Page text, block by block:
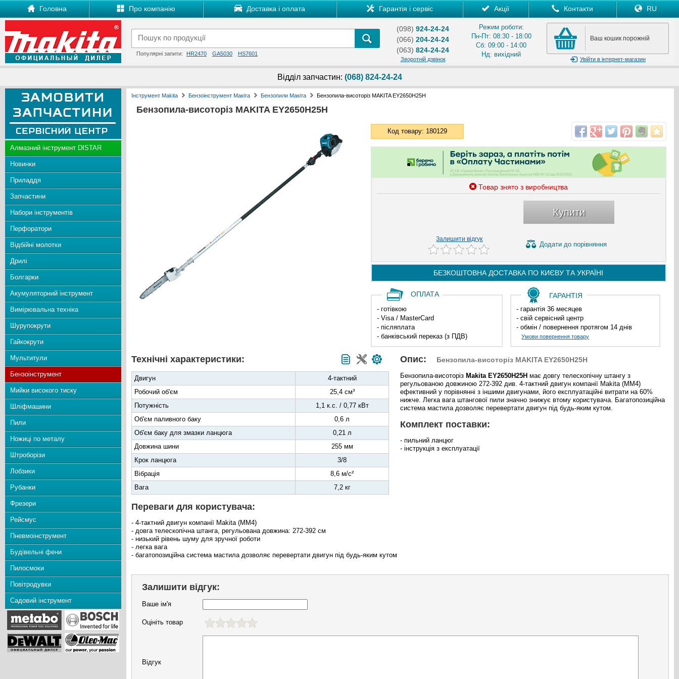
Головна Про компанію Доставка і оплата Гарантія і сервіс Акції Контакти RU
Популярні запити: HR2470 GA5030 HS7601
(098) 924-24-24
(066) 204-24-24
(063) 824-24-24
Зворотній дзвінок
Режим роботи:
Пн-Пт: 08:30 - 18:00
Сб: 09:00 - 14:00
Нд: вихідний
Ваш кошик порожній
Увійти в інтернет-магазин
Відділ запчастин: (068) 824-24-24
Алмазний інструмент DISTAR
Новинки
Приладдя
Запчастини
Набори інструментів
Перфоратори
Відбійні молотки
Дрилі
Болгарки
Акумуляторний інструмент
Вимірювальна техніка
Шурупокрути
Гайкокрути
Мультитули
Бензоінструмент
Мийки високого тиску
Шліфмашини
Пили
Ножиці по металу
Штроборізи
Лобзики
Рубанки
Фрезери
Рейсмус
Пневмоінструмент
Будівельні фени
Пилосмоки
Повітродувки
Садовий інструмент
Інструмент Makita Бензоінструмент Макіта Бензопили Макіта Бензопила-висоторіз MAKITA EY2650H25H
Бензопила-висоторіз MAKITA EY2650H25H
Код товару: 180129
Товар знято з виробництва
Купити
Залишити відгук
Додати до порівняння
БЕЗКОШТОВНА ДОСТАВКА ПО КИЄВУ ТА УКРАЇНІ
ОПЛАТА
- готівкою
- Visa / MasterCard
- післяплата
- банківський переказ (з ПДВ)
ГАРАНТІЯ
- гарантія 36 месяцев
- свій сервісний центр
- обмін / повернення протягом 14 днів
Умови повернення товару
Технічні характеристики:
Двигун
4-тактний
Робочий об'єм
25,4 см³
Потужність
1,1 к.с. / 0,77 кВт
Об'єм паливного баку
0,6 л
Об'єм баку для змазки ланцюга
0,21 л
Довжина шини
255 мм
Крок ланцюга
3/8
Вібрація
8,6 м/с²
Вага
7,2 кг
Опис: Бензопила-висоторіз MAKITA EY2650H25H
Бензопила-висоторіз Makita EY2650H25H має довгу телескопічну штангу з
pегульованою довжиною 272-392 див. 4-тактний двигун компанії Makita (MM4)
ефективний у порівнянні з іншими двигунами, його експлуатаційні витрати на 60%
нижче. Легка вага штангової пили значно знижує втому користувача. Багатопозиційна
система мастила дозволяє перевертати двигун під будь-яким кутом.
Комплект поставки:
- пильний ланцюг
- інструкція з експлуатації
Переваги для користувача:
- 4-тактний двигун компанії Makita (MM4)
- довга телескопічна штанга, регульована довжина: 272-392 см
- низький рівень шуму для зручної роботи
- легка вага
- багатопозиційна система мастила дозволяє перевертати двигун під будь-яким кутом
Залишити відгук:
Ваше ім'я
Оцініть товар
Відгук